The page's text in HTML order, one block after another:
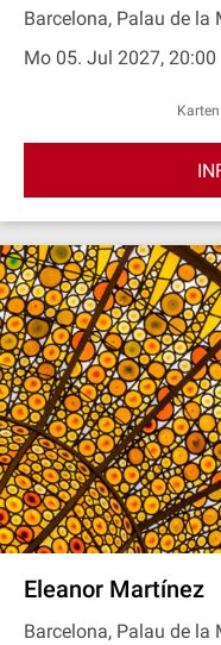
Barcelona, Palau de la
Mo 05. Jul 2027, 20:00
Eleanor Martínez
Barcelona, Palau de la